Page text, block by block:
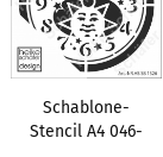
Schablone-
Stencil A4 046-